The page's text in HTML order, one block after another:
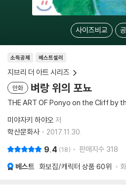
사이즈비교
소득공제 베스트셀러
지브리 더 아트 시리즈
만화 벼랑 위의 포뇨
THE ART OF Ponyo on the Cliff by
미야자키 하야오 저
학산문화사
2017.11.30.
9.4 18 판매지수 318
베스트 화보집/캐릭터 상품 60위